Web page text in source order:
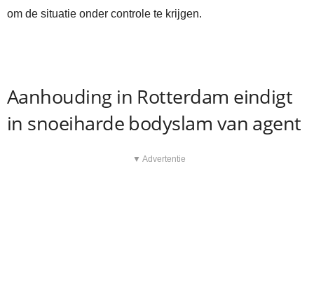
om de situatie onder controle te krijgen.
Aanhouding in Rotterdam eindigt
in snoeiharde bodyslam van agent
▼ Advertentie